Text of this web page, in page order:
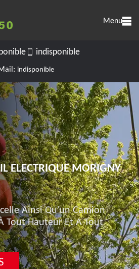
Menu
indisponible
indisponible
ELECTRIQUE MORIGNY
Ainsi Qu'un Camion
Tout Hauteur Et A Tout